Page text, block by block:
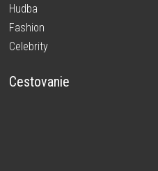
Hudba
Fashion
Celebrity
Cestovanie